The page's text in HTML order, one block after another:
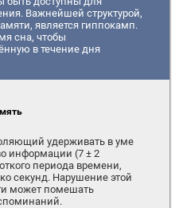
Важнейшей структурой,
является гиппокамп.
сна, чтобы
в течение дня
удерживать в уме
информации (7 ± 2
периода времени,
секунд. Нарушение этой
может помешать